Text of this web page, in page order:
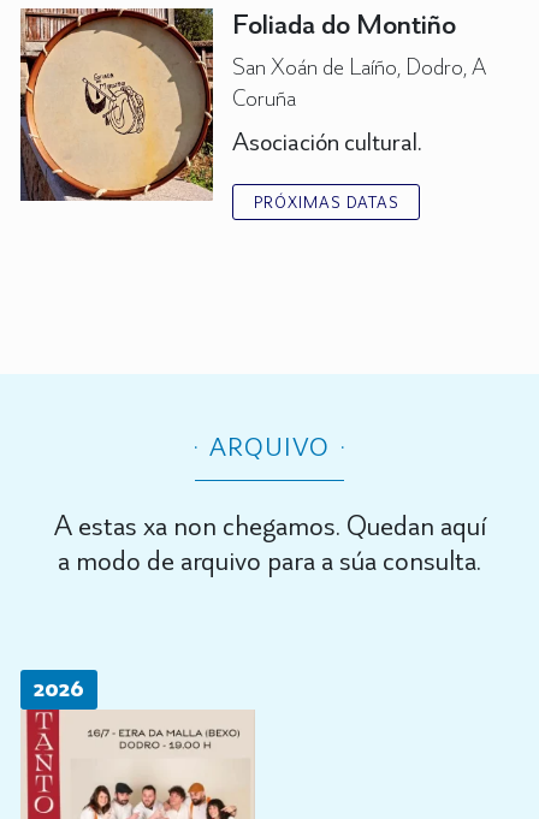
Foliada do Montiño
San Xoán de Laíño, Dodro, A
Coruña
Asociación cultural.
PRÓXIMAS DATAS
ARQUIVO
A estas xa non chegamos. Quedan aquí
a modo de arquivo para a súa consulta.
2026